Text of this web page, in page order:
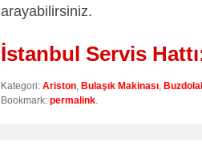
arayabilirsiniz.
İstanbul Servis
Kategori: Ariston, Bulaşık Makinası,
Bookmark: permalink.